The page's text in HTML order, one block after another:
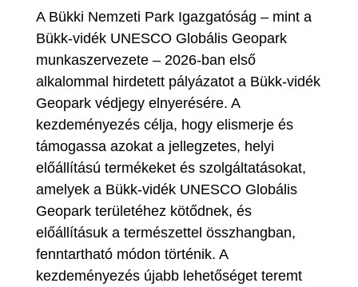
A Bükki Nemzeti Park Igazgatóság – mint a
Bükk-vidék UNESCO Globális Geopark
munkaszervezete – 2026-ban első
alkalommal hirdetett pályázatot a Bükk-vidék
Geopark védjegy elnyerésére. A
kezdeményezés célja, hogy elismerje és
támogassa azokat a jellegzetes, helyi
előállítású termékeket és szolgáltatásokat,
amelyek a Bükk-vidék UNESCO Globális
Geopark területéhez kötődnek, és
előállításuk a természettel összhangban,
fenntartható módon történik. A
kezdeményezés újabb lehetőséget teremt